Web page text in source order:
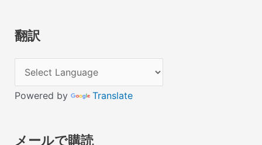
翻訳
Powered by Translate
メールで購読